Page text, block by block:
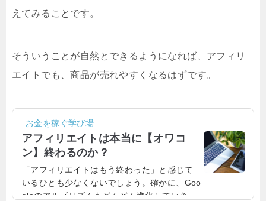
えてみることです。
そういうことが自然とできるようになれば、アフィリ
エイトでも、商品が売れやすくなるはずです。
お金を稼ぐ学び場
アフィリエイトは本当に【オワコ
ン】終わるのか？
「アフィリエイトはもう終わった」と感じて
いるひとも少なくないでしょう。確かに、Goo
gleのアルゴリズムもどんどん進化していき、